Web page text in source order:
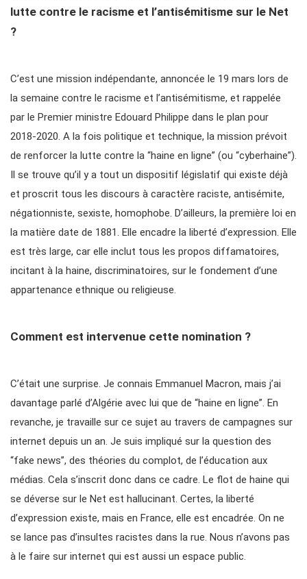
lutte contre le racisme et l’antisémitisme sur le Net
?
C’est une mission indépendante, annoncée le 19 mars lors de
la semaine contre le racisme et l’antisémitisme, et rappelée
par le Premier ministre Edouard Philippe dans le plan pour
2018-2020. A la fois politique et technique, la mission prévoit
de renforcer la lutte contre la “haine en ligne” (ou “cyber­haine”).
Il se trouve qu’il y a tout un dispositif législatif qui existe déjà
et proscrit tous les discours à caractère raciste, antisémite,
négationniste, sexiste, homophobe. D’ailleurs, la première loi en
la matière date de 1881. Elle encadre la liberté d’expression. Elle
est très large, car elle inclut tous les propos diffamatoires,
incitant à la haine, discriminatoires, sur le fondement d’une
appartenance ethnique ou religieuse.
Comment est intervenue cette nomination ?
C’était une surprise. Je connais Emmanuel Macron, mais j’ai
davantage parlé d’Algérie avec lui que de “haine en ligne”. En
revanche, je travaille sur ce sujet au travers de campagnes sur
internet depuis un an. Je suis impliqué sur la question des
“fake news”, des théories du complot, de l’éducation aux
médias. Cela s’inscrit donc dans ce cadre. Le flot de haine qui
se déverse sur le Net est hallucinant. Certes, la liberté
d’expression existe, mais en France, elle est encadrée. On ne
se lance pas d’insultes racistes dans la rue. Nous n’avons pas
à le faire sur internet qui est aussi un espace public.